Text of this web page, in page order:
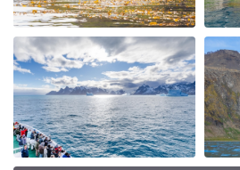
My August 2025 Arctic adventure
with Oceanwide Expeditions. The
Plancius, this trip aboard the
surprise that this trip far
comfort, delicious meals, and
ashore. The top notch expedition
and professional citing detailed